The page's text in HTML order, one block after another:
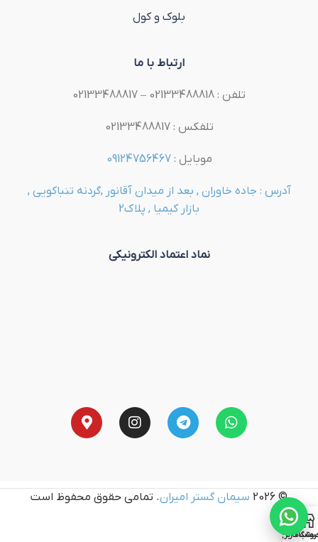
بلوک و کول
ارتباط با ما
تلفن : 02133488818 – 02133488817
تلفکس : 02133488817
موبایل :09124756467
آدرس : جاده خاوران , بعد از میدان آقانور ,گردنه تنباکویی ,
بازار کیمیا , پلاک2
نماد اعتماد الکترونیکی
© 2026 سیمان گستر امیران. تمامی حقوق محفوظ است
کاربری من